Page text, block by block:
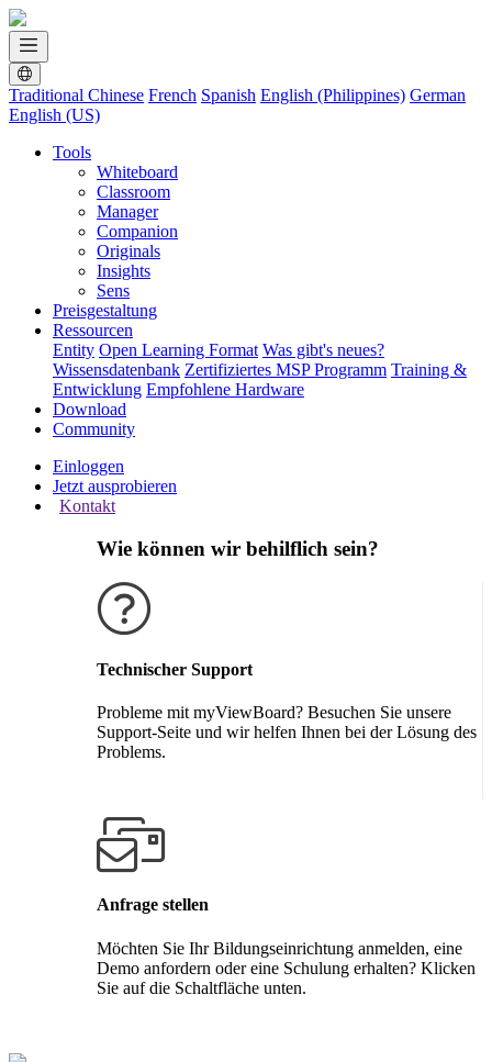
Traditional Chinese French Spanish English (Philippines) German
English (US)
Tools
Whiteboard
Classroom
Manager
Companion
Originals
Insights
Sens
Preisgestaltung
Ressourcen
Entity Open Learning Format Was gibt's neues?
Wissensdatenbank Zertifiziertes MSP Programm Training &
Entwicklung Empfohlene Hardware
Download
Community
Einloggen
Jetzt ausprobieren
Kontakt
Wie können wir behilflich sein?
Technischer Support
Probleme mit myViewBoard? Besuchen Sie unsere
Support-Seite und wir helfen Ihnen bei der Lösung des
Problems.
Anfrage stellen
Möchten Sie Ihr Bildungseinrichtung anmelden, eine
Demo anfordern oder eine Schulung erhalten? Klicken
Sie auf die Schaltfläche unten.